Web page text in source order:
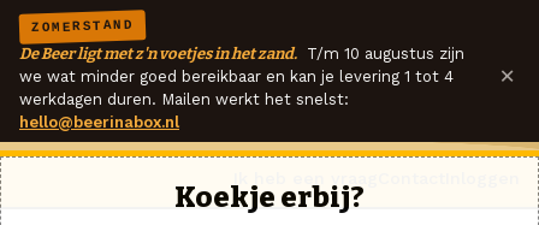
ZOMERSTAND
De Beer ligt met z'n voetjes in het zand. T/m 10 augustus zijn
we wat minder goed bereikbaar en kan je levering 1 tot 4
werkdagen duren. Mailen werkt het snelst:
hello@beerinabox.nl
×
Koekje erbij?